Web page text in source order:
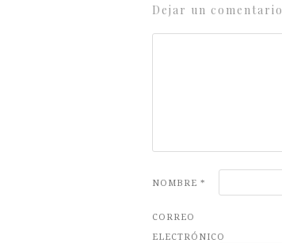
Dejar un comentario
NOMBRE *
CORREO
ELECTRÓNICO